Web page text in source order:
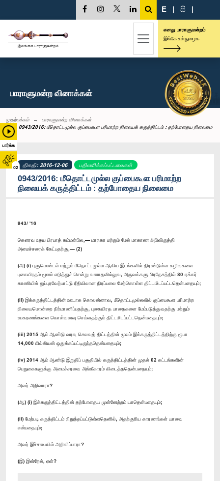
பார்க்க
02
E | සි |
எனது பாராளுமன்றம்
இங்கே உள்நுழைக
பாராளுமன்ற வினாக்கள்
முதற்பக்கம்
பாராளுமன்ற வினாக்கள்
0943/2016: மீதொட்டமுல்ல குப்பைகூள பரிமாற்ற நிலையக் கருத்திட்டம் : தற்போதைய நிலைமை
திகதி: 2016-12-06 பதிலளிக்கப்பட்டவைகள்
0943/2016: மீதொட்டமுல்ல குப்பைகூள பரிமாற்ற
நிலையக் கருத்திட்டம் : தற்போதைய நிலைமை
943/ '16
கௌரவ உதய பிரபாத் கம்மன்பில,— மாநகர மற்றும் மேல் மாகாண அபிவிருத்தி
அமைச்சரைக் கேட்பதற்கு,— (2)
(அ) (i) புளுமெண்டல் மற்றும் மீதொட்டமுல்ல ஆகிய இடங்களில் திரண்டுள்ள கழிவுகளை
புகையிரதம் மூலம் எடுத்துச் சென்று வனாதவில்லுவ, அருவக்களு பிரதேசத்தில் 80 ஏக்கர்
காணியில் துப்புரவேற்பாட்டு ரீதியிலான நிரப்பலை மேற்கொள்ள திட்டமிடப்பட்டதென்பதையும்;
(ii) இக்கருத்திட்டத்தின் ஊடாக கொலன்னாவ, மீதொட்டமுல்லவில் குப்பைகூள பரிமாற்ற
நிலையமொன்றை நிர்மாணிப்பதற்கு, புகையிரத பாதைகளை மேம்படுத்துவதற்கு மற்றும்
உபகரணங்களை கொள்வனவு செய்வதற்கும் திட்டமிடப்பட்டதென்பதையும்;
(iii) 2015 ஆம் ஆண்டு வரவு செலவுத் திட்டத்தின் மூலம் இக்கருத்திட்டத்திற்கு ரூபா
14,000 மில்லியன் ஒதுக்கப்பட்டிருந்ததென்பதையும்;
(iv) 2014 ஆம் ஆண்டு இறுதிப் பகுதியில் கருத்திட்டத்தின் முதல் 02 கட்டங்களின்
பெறுகைகளுக்கு அமைச்சரவை அங்கீகாரம் கிடைத்ததென்பதையும்;
அவர் அறிவாரா?
(ஆ) (i) இக்கருத்திட்டத்தின் தற்போதைய முன்னேற்றம் யாதென்பதையும்;
(ii) மேற்படி கருத்திட்டம் நிறுத்தப்பட்டுள்ளதெனில், அதற்குரிய காரணங்கள் யாவை
என்பதையும்;
அவர் இச்சபையில் அறிவிப்பாரா?
(இ) இன்றேல், ஏன்?